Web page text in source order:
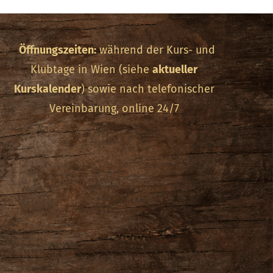
Öffnungszeiten:während der Kurs- und
Klubtage in Wien (sieheaktueller
Kurskalender) sowie nach telefonischer
Vereinbarung, online 24/7